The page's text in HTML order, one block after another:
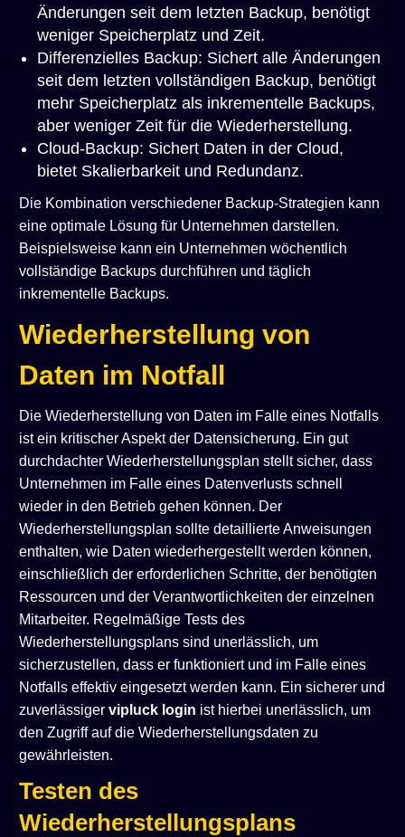
Änderungen seit dem letzten Backup, benötigt
weniger Speicherplatz und Zeit.
Differenzielles Backup: Sichert alle Änderungen
seit dem letzten vollständigen Backup, benötigt
mehr Speicherplatz als inkrementelle Backups,
aber weniger Zeit für die Wiederherstellung.
Cloud-Backup: Sichert Daten in der Cloud,
bietet Skalierbarkeit und Redundanz.
Die Kombination verschiedener Backup-Strategien kann
eine optimale Lösung für Unternehmen darstellen.
Beispielsweise kann ein Unternehmen wöchentlich
vollständige Backups durchführen und täglich
inkrementelle Backups.
Wiederherstellung von
Daten im Notfall
Die Wiederherstellung von Daten im Falle eines Notfalls
ist ein kritischer Aspekt der Datensicherung. Ein gut
durchdachter Wiederherstellungsplan stellt sicher, dass
Unternehmen im Falle eines Datenverlusts schnell
wieder in den Betrieb gehen können. Der
Wiederherstellungsplan sollte detaillierte Anweisungen
enthalten, wie Daten wiederhergestellt werden können,
einschließlich der erforderlichen Schritte, der benötigten
Ressourcen und der Verantwortlichkeiten der einzelnen
Mitarbeiter. Regelmäßige Tests des
Wiederherstellungsplans sind unerlässlich, um
sicherzustellen, dass er funktioniert und im Falle eines
Notfalls effektiv eingesetzt werden kann. Ein sicherer und
zuverlässiger vipluck login ist hierbei unerlässlich, um
den Zugriff auf die Wiederherstellungsdaten zu
gewährleisten.
Testen des
Wiederherstellungsplans